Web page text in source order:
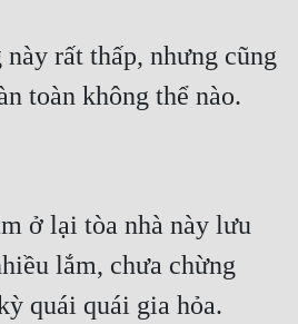
rất thấp, nhưng cũng
toàn không thể nào.
ở lại tòa nhà này lưu
lắm, chưa chừng
quái quái gia hỏa.